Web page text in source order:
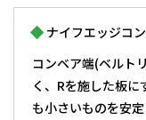
ナイフエッジコ
コンベア端(ベルト
く、Rを施した板
も小さいものを安